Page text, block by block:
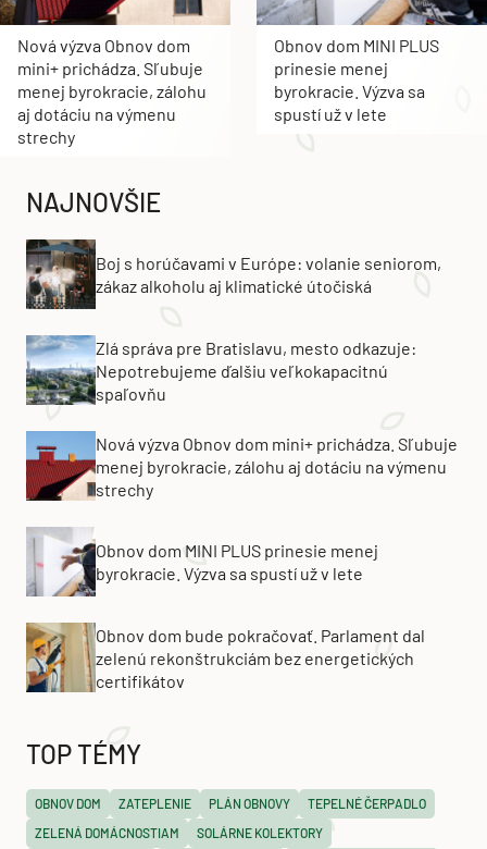
Nová výzva Obnov dom
mini+ prichádza. Sľubuje
menej byrokracie, zálohu
aj dotáciu na výmenu
strechy
Obnov dom MINI PLUS
prinesie menej
byrokracie. Výzva sa
spustí už v lete
NAJNOVŠIE
Boj s horúčavami v Európe: volanie seniorom,
zákaz alkoholu aj klimatické útočiská
Zlá správa pre Bratislavu, mesto odkazuje:
Nepotrebujeme ďalšiu veľkokapacitnú
spaľovňu
Nová výzva Obnov dom mini+ prichádza. Sľubuje
menej byrokracie, zálohu aj dotáciu na výmenu
strechy
Obnov dom MINI PLUS prinesie menej
byrokracie. Výzva sa spustí už v lete
Obnov dom bude pokračovať. Parlament dal
zelenú rekonštrukciám bez energetických
certifikátov
TOP TÉMY
OBNOV DOM ZATEPLENIE PLÁN OBNOVY
TEPELNÉ ČERPADLO
ZELENÁ DOMÁCNOSTIAM
SOLÁRNE KOLEKTORY